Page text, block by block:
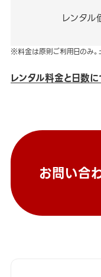
レンタル
※料金は原則ご利用日のみ。
レンタル料金と日数
お問い合